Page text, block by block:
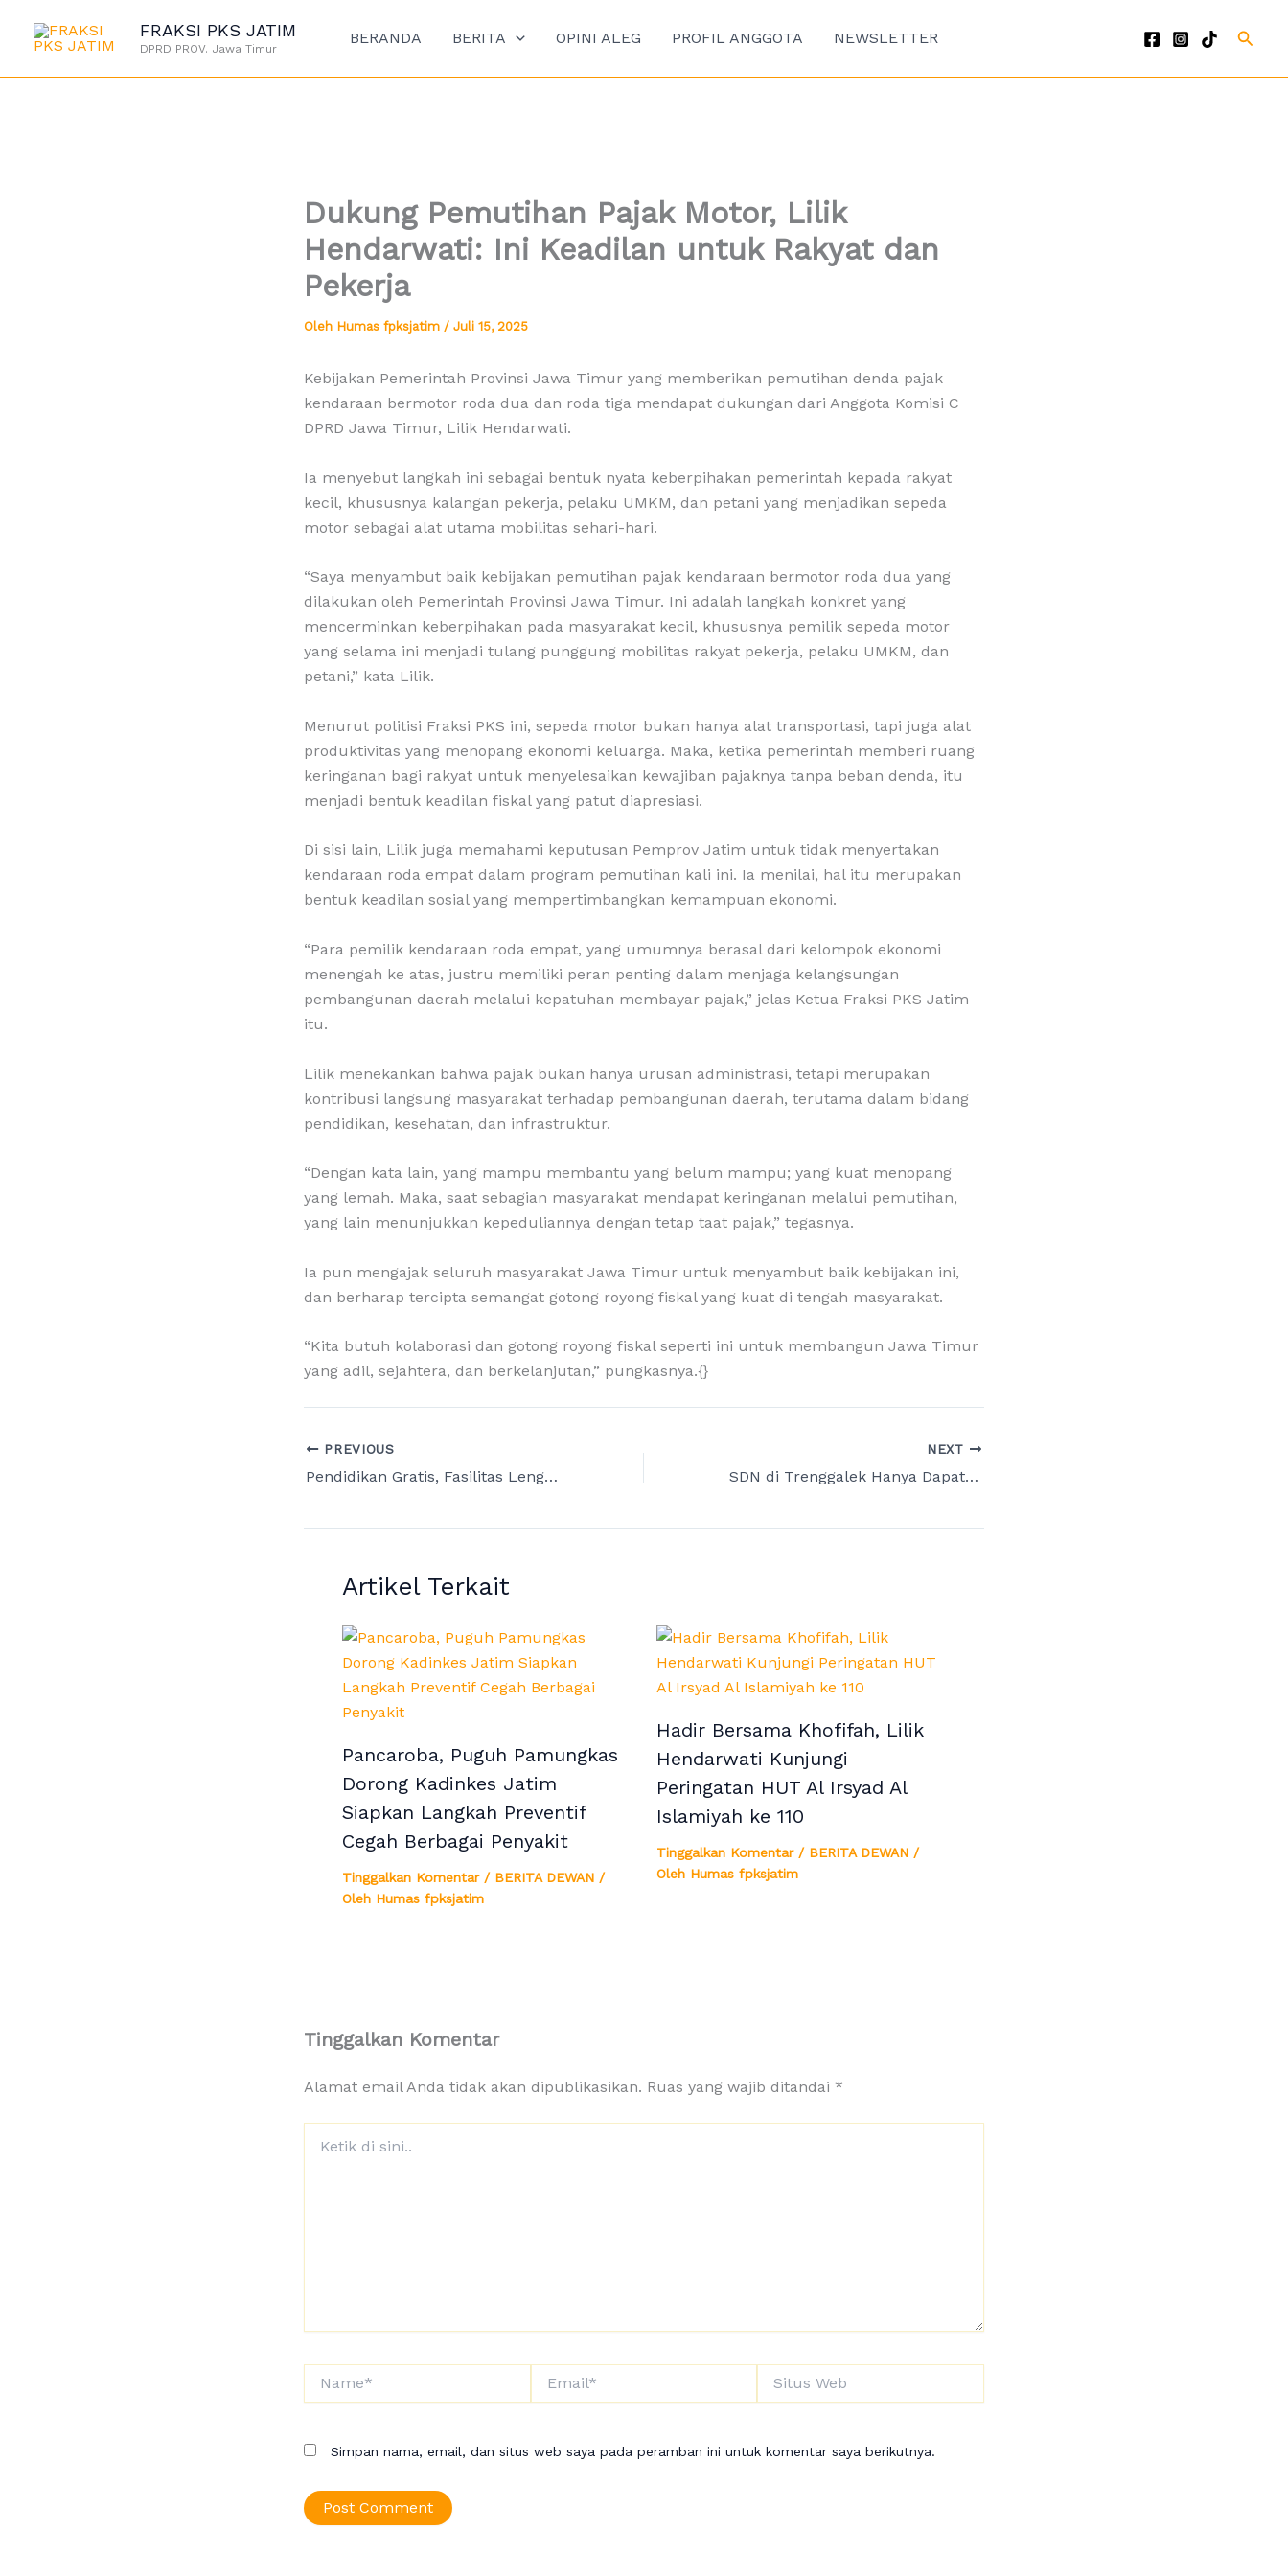
FRAKSI PKS JATIM
DPRD PROV. Jawa Timur
BERANDA BERITA OPINI ALEG PROFIL ANGGOTA NEWSLETTER Cari
Dukung Pemutihan Pajak Motor, Lilik
Hendarwati: Ini Keadilan untuk Rakyat dan
Pekerja
Oleh Humas fpksjatim / Juli 15, 2025
Kebijakan Pemerintah Provinsi Jawa Timur yang memberikan pemutihan denda pajak
kendaraan bermotor roda dua dan roda tiga mendapat dukungan dari Anggota Komisi C
DPRD Jawa Timur, Lilik Hendarwati.
Ia menyebut langkah ini sebagai bentuk nyata keberpihakan pemerintah kepada rakyat
kecil, khususnya kalangan pekerja, pelaku UMKM, dan petani yang menjadikan sepeda
motor sebagai alat utama mobilitas sehari-hari.
“Saya menyambut baik kebijakan pemutihan pajak kendaraan bermotor roda dua yang
dilakukan oleh Pemerintah Provinsi Jawa Timur. Ini adalah langkah konkret yang
mencerminkan keberpihakan pada masyarakat kecil, khususnya pemilik sepeda motor
yang selama ini menjadi tulang punggung mobilitas rakyat pekerja, pelaku UMKM, dan
petani,” kata Lilik.
Menurut politisi Fraksi PKS ini, sepeda motor bukan hanya alat transportasi, tapi juga alat
produktivitas yang menopang ekonomi keluarga. Maka, ketika pemerintah memberi ruang
keringanan bagi rakyat untuk menyelesaikan kewajiban pajaknya tanpa beban denda, itu
menjadi bentuk keadilan fiskal yang patut diapresiasi.
Di sisi lain, Lilik juga memahami keputusan Pemprov Jatim untuk tidak menyertakan
kendaraan roda empat dalam program pemutihan kali ini. Ia menilai, hal itu merupakan
bentuk keadilan sosial yang mempertimbangkan kemampuan ekonomi.
“Para pemilik kendaraan roda empat, yang umumnya berasal dari kelompok ekonomi
menengah ke atas, justru memiliki peran penting dalam menjaga kelangsungan
pembangunan daerah melalui kepatuhan membayar pajak,” jelas Ketua Fraksi PKS Jatim
itu.
Lilik menekankan bahwa pajak bukan hanya urusan administrasi, tetapi merupakan
kontribusi langsung masyarakat terhadap pembangunan daerah, terutama dalam bidang
pendidikan, kesehatan, dan infrastruktur.
“Dengan kata lain, yang mampu membantu yang belum mampu; yang kuat menopang
yang lemah. Maka, saat sebagian masyarakat mendapat keringanan melalui pemutihan,
yang lain menunjukkan kepeduliannya dengan tetap taat pajak,” tegasnya.
Ia pun mengajak seluruh masyarakat Jawa Timur untuk menyambut baik kebijakan ini,
dan berharap tercipta semangat gotong royong fiskal yang kuat di tengah masyarakat.
“Kita butuh kolaborasi dan gotong royong fiskal seperti ini untuk membangun Jawa Timur
yang adil, sejahtera, dan berkelanjutan,” pungkasnya.{}
PREVIOUS
Pendidikan Gratis, Fasilitas Lengkap, Puguh DPRD Jatim Puji Sekolah Rakyat di Malang
NEXT
SDN di Trenggalek Hanya Dapat Satu Murid, Agus Cah DPRD Jatim Dorong Merger dan Inovasi
Artikel Terkait
Pancaroba, Puguh Pamungkas
Dorong Kadinkes Jatim
Siapkan Langkah Preventif
Cegah Berbagai Penyakit
Tinggalkan Komentar / BERITA DEWAN /
Oleh Humas fpksjatim
Hadir Bersama Khofifah, Lilik
Hendarwati Kunjungi
Peringatan HUT Al Irsyad Al
Islamiyah ke 110
Tinggalkan Komentar / BERITA DEWAN/
Oleh Humas fpksjatim
Tinggalkan Komentar
Alamat email Anda tidak akan dipublikasikan. Ruas yang wajib ditandai *
Web
Simpan nama, email, dan situs web saya pada peramban ini untuk komentar saya berikutnya.